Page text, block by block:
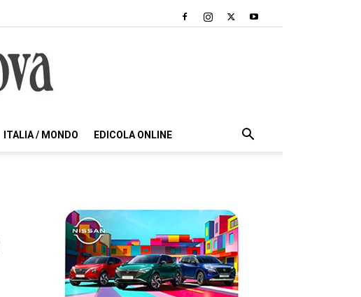
ITALIA / MONDO EDICOLA ONLINE